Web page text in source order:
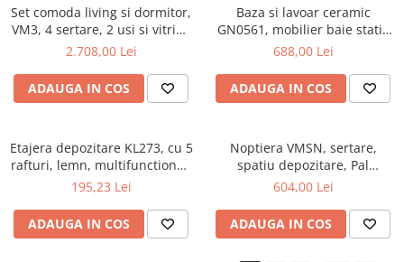
Set comoda living si dormitor,
VM3, 4 sertare, 2 usi si vitrina
suprapozabila VMN4, 2 usi, 2
insertii MDF, Nuc
2.708,00 Lei
ADAUGA IN COS
Baza si lavoar ceramic
GN0561, mobilier baie stativ
50 cm, front MDF, 2 usi, 2
reglabile, alb/antracit
688,00 Lei
ADAUGA IN COS
Etajera depozitare KL273, cu 5
rafturi, lemn, multifunctional,
natur
195,23 Lei
ADAUGA IN COS
Noptiera VMSN, sertare,
spatiu depozitare, Pal
Melaminat, insertii MDF, Nuc
604,00 Lei
ADAUGA IN COS